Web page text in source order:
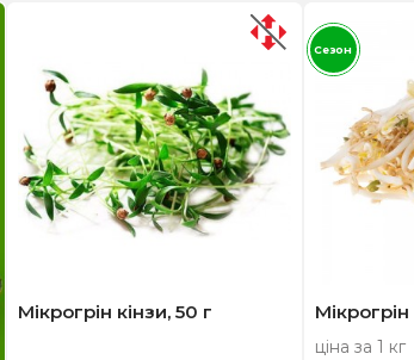
Мікрогрін кінзи, 50 г Мікрогрін
ціна за 1 кг
Сезон